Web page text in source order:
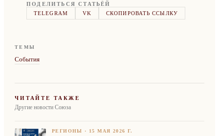
ПОДЕЛИТЬСЯ СТАТЬЁЙ
TELEGRAM
VK СКОПИРОВАТЬ ССЫЛКУ
ТЕМЫ
События
ЧИТАЙТЕ ТАКЖЕ
Другие новости Союза
РЕГИОНЫ · 15 МАЯ 2026 Г.